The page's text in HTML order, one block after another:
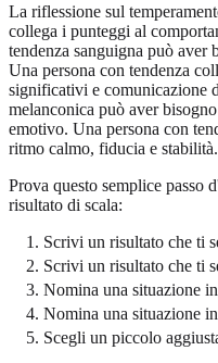
La riflessione sul
collega i punteggi al
tendenza sanguigna può aver
Una persona con tendenza
significativi e comunicazione
melanconica può aver
emotivo. Una persona con
ritmo calmo, fiducia e stabilità.
Prova questo semplice passo
risultato di scala:
Scrivi un risultato che ti
Scrivi un risultato che ti
Nomina una situazione
Nomina una situazione
Scegli un piccolo